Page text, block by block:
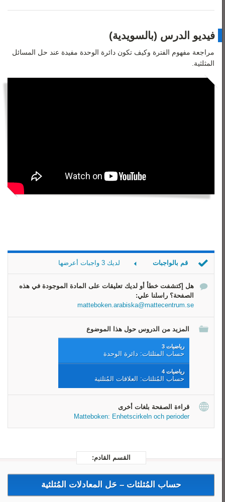
فيديو الدرس (بالسويدية)
مراجعة مفهوم الفترة وكيف تكون دائرة الوحدة مفيدة عند حل المسائل
المثلثية.
قم بالواجبات لديك 3 واجبات أعرضها
حدد الدورة
هل هنالك تساوي؟
هل إكتشفت خطأ أو لديك تعليقات على المادة الموجودة في هذه
الصفحة؟ راسلنا علي:
matteboken.arabiska@mattecentrum.se
المزيد من الدروس حول هذا الموضوع
رياضيات 3
حساب المثلثات: دائرة الوحدة
رياضيات 4
حساب المُثلثات: العلاقات المُثلثية
قراءة الصفحة بلغات أخرى
Matteboken: Enhetscirkeln och perioder
القسم القادم:
حساب المُثلثات – حَل المعادلات المُثلثية